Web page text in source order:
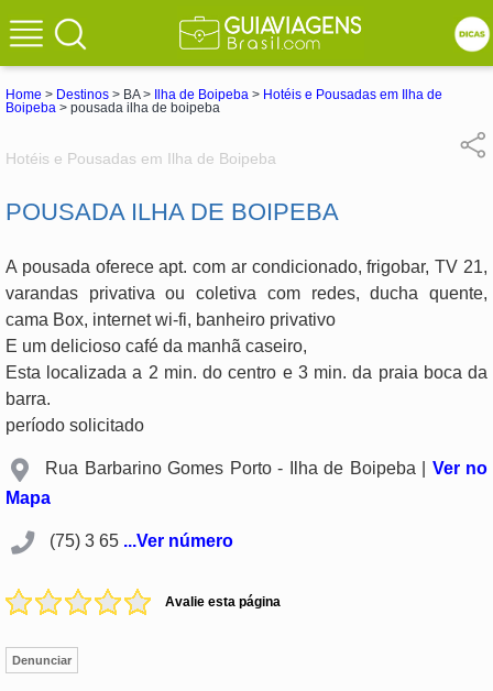
Home > Destinos > BA > Ilha de Boipeba > Hotéis e Pousadas em Ilha de
Boipeba > pousada ilha de boipeba
Hotéis e Pousadas em Ilha de Boipeba
POUSADA ILHA DE BOIPEBA
A pousada oferece apt. com ar condicionado, frigobar, TV 21,
varandas privativa ou coletiva com redes, ducha quente,
cama Box, internet wi-fi, banheiro privativo
E um delicioso café da manhã caseiro,
Esta localizada a 2 min. do centro e 3 min. da praia boca da
barra.
período solicitado
Rua Barbarino Gomes Porto - Ilha de Boipeba | Ver no
Mapa
(75) 3 65 ...Ver número
Avalie esta página
Denunciar